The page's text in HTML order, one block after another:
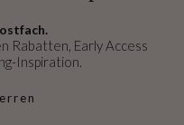
Rabatten, Early Access
Inspiration.